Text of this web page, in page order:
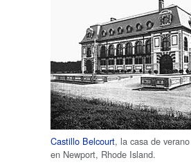
Castillo Belcourt, la casa de
en Newport, Rhode Island.